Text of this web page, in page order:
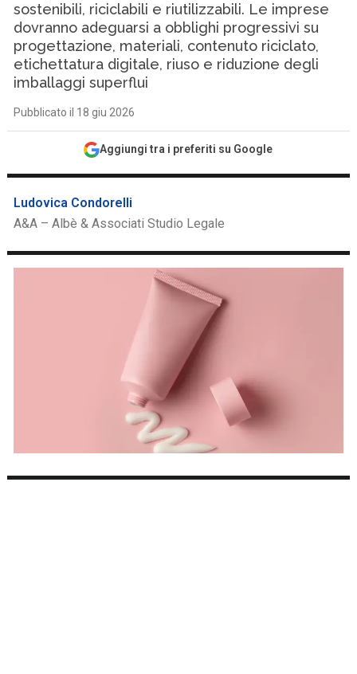
sostenibili, riciclabili e riutilizzabili. Le imprese
dovranno adeguarsi a obblighi progressivi su
progettazione, materiali, contenuto riciclato,
etichettatura digitale, riuso e riduzione degli
imballaggi superflui
Pubblicato il 18 giu 2026
Aggiungi tra i preferiti su Google
Ludovica Condorelli
A&A – Albè & Associati Studio Legale